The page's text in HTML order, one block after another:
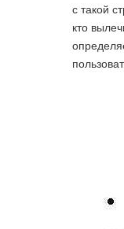
с такой
кто